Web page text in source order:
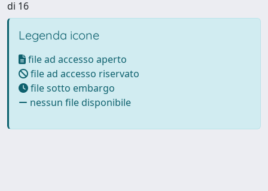
di 16
Legenda icone
file ad accesso aperto
file ad accesso riservato
file sotto embargo
nessun file disponibile